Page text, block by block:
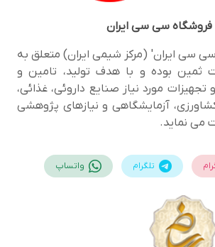
فروشگاهسی سی ایران
'سی سی ایران' (مرکز شیمی ایران) متعلق به
ثمین بوده و با هدف تولید، تامین و
تجهیزات مورد نیاز صنایع داروئی، غذائی،
آزمایشگاهی و نیازهای پژوهشی
می نماید.
تلگرام واتساپ